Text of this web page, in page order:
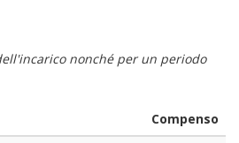
nonché per un periodo
Compenso